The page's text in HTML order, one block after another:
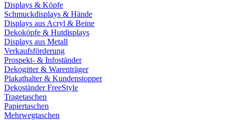
Displays & Köpfe
Schmuckdisplays & Hände
Displays aus Acryl & Beine
Dekoköpfe & Hutdisplays
Displays aus Metall
Verkaufsförderung
Prospekt- & Infoständer
Dekogitter & Warenträger
Plakathalter & Kundenstopper
Dekoständer FreeStyle
Tragetaschen
Papiertaschen
Mehrwegtaschen